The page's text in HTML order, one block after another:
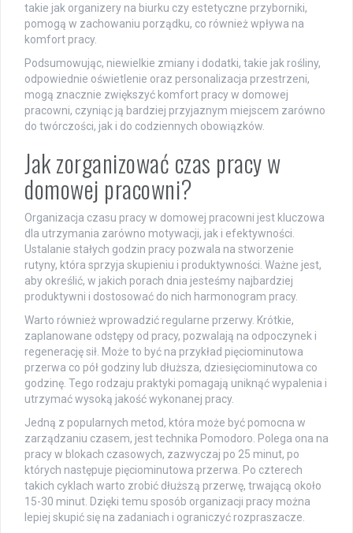
takie jak organizery na biurku czy estetyczne przyborniki,
pomogą w zachowaniu porządku, co również wpływa na
komfort pracy.
Podsumowując, niewielkie zmiany i dodatki, takie jak rośliny,
odpowiednie oświetlenie oraz personalizacja przestrzeni,
mogą znacznie zwiększyć komfort pracy w domowej
pracowni, czyniąc ją bardziej przyjaznym miejscem zarówno
do twórczości, jak i do codziennych obowiązków.
Jak zorganizować czas pracy w
domowej pracowni?
Organizacja czasu pracy w domowej pracowni jest kluczowa
dla utrzymania zarówno motywacji, jak i efektywności.
Ustalanie stałych godzin pracy pozwala na stworzenie
rutyny, która sprzyja skupieniu i produktywności. Ważne jest,
aby określić, w jakich porach dnia jesteśmy najbardziej
produktywni i dostosować do nich harmonogram pracy.
Warto również wprowadzić regularne przerwy. Krótkie,
zaplanowane odstępy od pracy, pozwalają na odpoczynek i
regenerację sił. Może to być na przykład pięciominutowa
przerwa co pół godziny lub dłuższa, dziesięciominutowa co
godzinę. Tego rodzaju praktyki pomagają uniknąć wypalenia i
utrzymać wysoką jakość wykonanej pracy.
Jedną z popularnych metod, która może być pomocna w
zarządzaniu czasem, jest technika Pomodoro. Polega ona na
pracy w blokach czasowych, zazwyczaj po 25 minut, po
których następuje pięciominutowa przerwa. Po czterech
takich cyklach warto zrobić dłuższą przerwę, trwającą około
15-30 minut. Dzięki temu sposób organizacji pracy można
lepiej skupić się na zadaniach i ograniczyć rozpraszacze.